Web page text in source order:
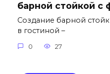
барной стойкой с
Создание барной
в гостиной –
0 27